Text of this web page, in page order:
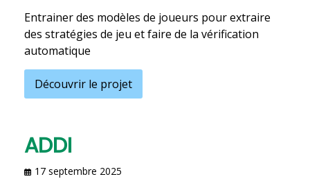
Entrainer des modèles de joueurs pour extraire
des stratégies de jeu et faire de la vérification
automatique
Découvrir le projet
ADDI
17 septembre 2025